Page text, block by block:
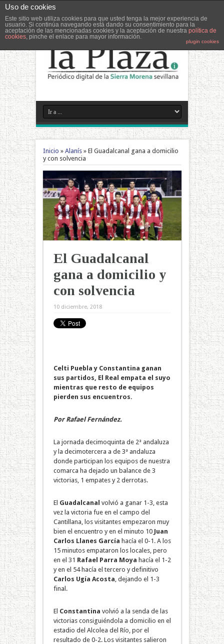
Uso de cookies
Este sitio web utiliza cookies para que usted tenga la mejor experiencia de
usuario. Si continúa navegando está dando su consentimiento para la
aceptación de las mencionadas cookies y la aceptación de nuestra política de
cookies, pinche el enlace para mayor información.
plugin cookies
Inicio » Alanís» El Guadalcanal gana a domicilio
y con solvencia
El Guadalcanal
gana a domicilio y
con solvencia
10 diciembre, 2018
Celti Puebla y Constantina ganan
sus partidos, El Real empata el suyo
mientras que resto de equipos
pierden sus encuentros.
Por Rafael Fernández.
La jornada decimoquinta de 2ª andaluza
y la decimotercera a de 3ª andaluza
donde participan los equipos de nuestra
comarca ha dejado un balance de 3
victorias, 1 empates y 2 derrotas.
El Guadalcanal volvió a ganar 1-3, esta
vez la victoria fue en el campo del
Cantillana, los visitantes empezaron muy
bien el encuentro y en el minuto 10 Juan
Carlos Llanes García hacía el 0-1. A los
15 minutos empataron los locales, pero
en el 31 Rafael Parra Moya hacía el 1-2
y en el 54 hacía el tercero y definitivo
Carlos Ugía Acosta , dejando el 1-3
final.
El Constantina volvió a la senda de las
victorias consiguiéndola a domicilio en el
estadio del Alcolea del Río, por el
resultado de 0-2. Los visitantes salieron